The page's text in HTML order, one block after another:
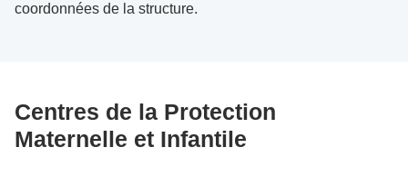
coordonnées de la structure.
Centres de la Protection
Maternelle et Infantile